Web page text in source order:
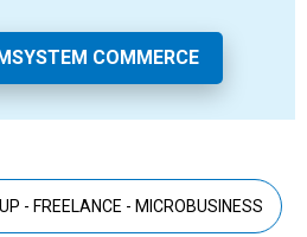
COMMERCE
- FREELANCE - MICROBUSINESS